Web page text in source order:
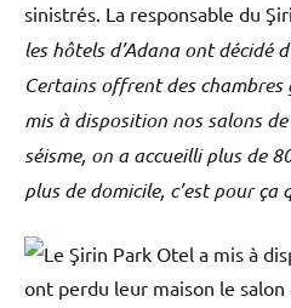
sinistrés. La responsable du
les hôtels d’Adana ont décidé
Certains offrent des
mis à disposition nos salons
séisme, on a accueilli plus de
plus de domicile, c’est pour ça